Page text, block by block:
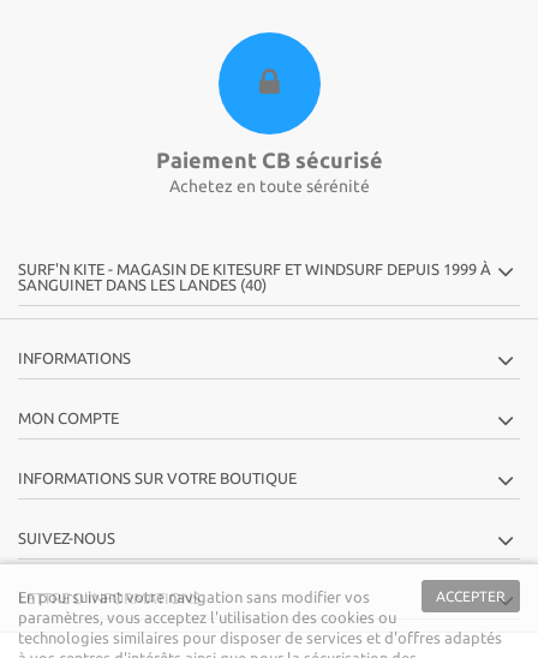
Paiement CB sécurisé
Achetez en toute sérénité
SURF'N KITE - MAGASIN DE KITESURF ET WINDSURF DEPUIS 1999 À
SANGUINET DANS LES LANDES (40)
INFORMATIONS
MON COMPTE
INFORMATIONS SUR VOTRE BOUTIQUE
SUIVEZ-NOUS
LETTRE D'INFORMATIONS ACCEPTER
En poursuivant votre navigation sans modifier vos
paramètres, vous acceptez l'utilisation des cookies ou
technologies similaires pour disposer de services et d'offres adaptés